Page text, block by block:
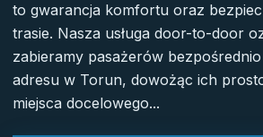
to gwarancja komfortu oraz
trasie. Nasza usługa door-to-door
zabieramy pasażerów
adresu w Torun, dowożąc ich
miejsca docelowego...